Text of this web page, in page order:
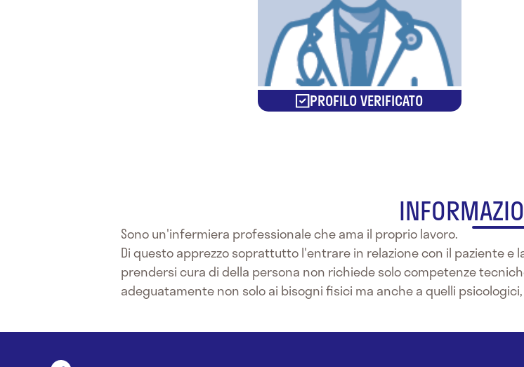
PROFILO VERIFICATO
Sono un'infermiera professionale che ama il proprio lavoro.
Di questo apprezzo soprattutto l'entrare in relazione con il paziente e
prendersi cura di della persona non richiede solo competenze
adeguatamente non solo ai bisogni fisici ma anche a quelli